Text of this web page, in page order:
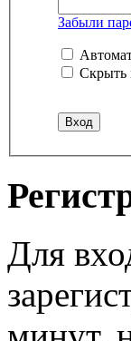
Забыли
Скрыть
Для